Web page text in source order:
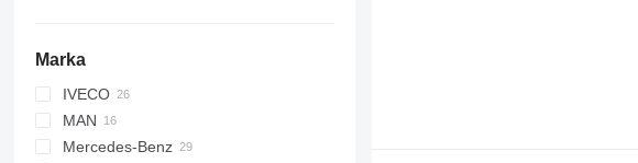
Marka
CF
LF
XF
IVECO
EuroCargo
Stralis
MAN
L2000
Mercedes-Benz